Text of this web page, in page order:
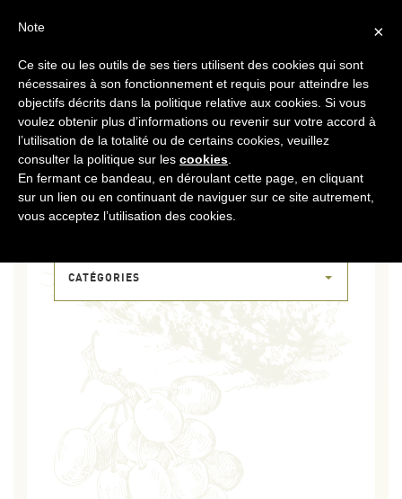
MENU
ILLU-RAISINS
CATÉGORIES
×
Note
Ce site ou les outils de ses tiers utilisent des cookies qui sont
nécessaires à son fonctionnement et requis pour atteindre les
objectifs décrits dans la politique relative aux cookies. Si vous
voulez obtenir plus d’informations ou revenir sur votre accord à
l’utilisation de la totalité ou de certains cookies, veuillez
consulter la politique sur les cookies
En fermant ce bandeau, en déroulant cette page, en cliquant
sur un lien ou en continuant de naviguer sur ce site autrement,
vous acceptez l’utilisation des cookies.